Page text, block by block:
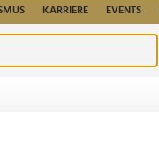
KARRIERE EVENTS